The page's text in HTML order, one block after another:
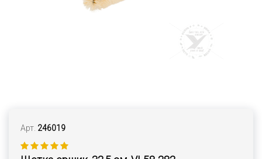
Арт. 246019